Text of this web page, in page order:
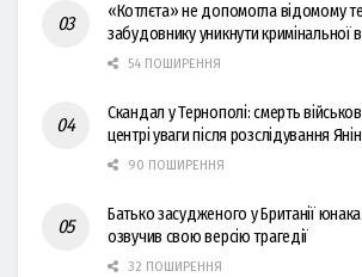
«Котлєта» не допомогла відомому
забудовнику уникнути кримінальної
54 ПОШИРЕННЯ
Скандал у Тернополі: смерть
центрі уваги після розслідування
90 ПОШИРЕННЯ
Батько засудженого у Британії
озвучив свою версію трагедії
32 ПОШИРЕННЯ